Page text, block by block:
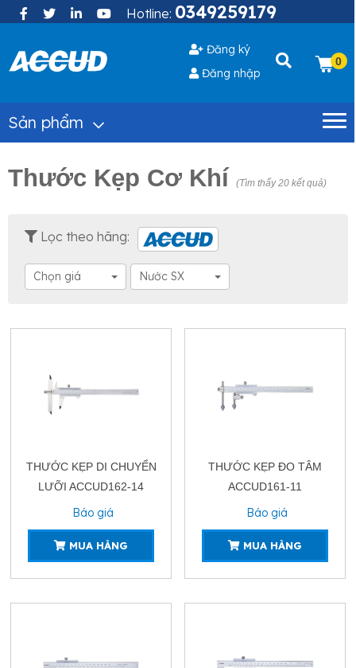
Hotline: 0349259179
Đăng ký
Đăng nhập
0
Sản phẩm
Thước Kẹp Cơ Khí (Tìm thấy 20 kết quả)
Lọc theo hãng:
Chọn giá Nước SX
THƯỚC KẸP DI CHUYỂN
LƯỠI ACCUD162-14
Báo giá
MUA HÀNG
THƯỚC KẸP ĐO TÂM
ACCUD161-11
Báo giá
MUA HÀNG